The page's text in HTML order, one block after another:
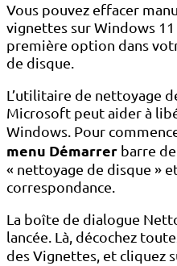
Vous pouvez effacer
vignettes sur Windows 11
première option dans
de disque.
L’utilitaire de nettoyage
Microsoft peut aider à
Windows. Pour
menu Démarrer barre
« nettoyage de disque »
correspondance.
La boîte de dialogue
lancée. Là, décochez
des Vignettes, et cliquez